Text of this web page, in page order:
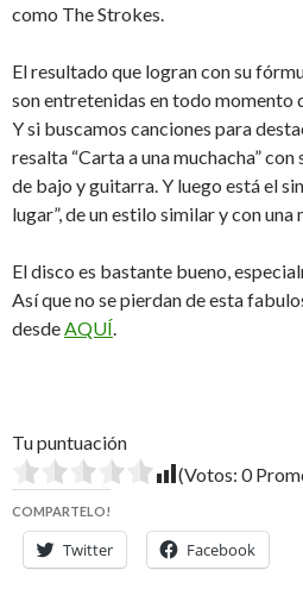
como The Strokes.
El resultado que logran con su
son entretenidas en todo momento
Y si buscamos canciones para
resalta “Carta a una muchacha”
de bajo y guitarra. Y luego está el
lugar”, de un estilo similar y con una
El disco es bastante bueno,
Así que no se pierdan de esta
desdeAQUÍ.
Tu puntuación
(Votos: 0
COMPARTELO!
Twitter Facebook